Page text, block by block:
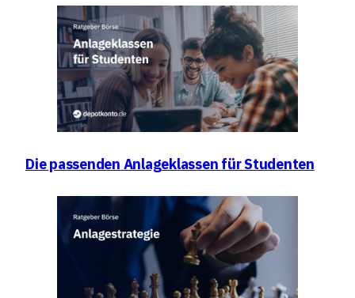
Die passenden Anlageklassen für Studenten